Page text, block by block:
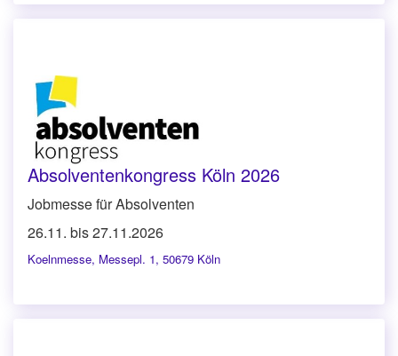
Absolventenkongress Köln 2026
Jobmesse für Absolventen
26.11. bis 27.11.2026
Koelnmesse, Messepl. 1, 50679 Köln